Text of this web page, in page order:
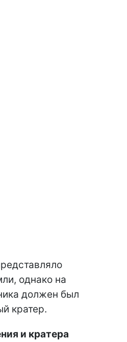
однако на
должен был
кратер.
и кратера